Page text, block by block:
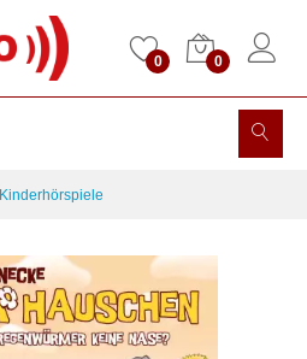
0 0
Kinderhörspiele